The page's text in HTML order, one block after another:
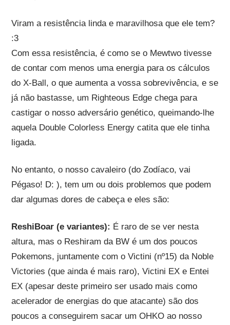
Viram a resistência linda e maravilhosa que ele tem?
:3
Com essa resistência, é como se o Mewtwo tivesse
de contar com menos uma energia para os cálculos
do X-Ball, o que aumenta a vossa sobrevivência, e se
já não bastasse, um Righteous Edge chega para
castigar o nosso adversário genético, queimando-lhe
aquela Double Colorless Energy catita que ele tinha
ligada.
No entanto, o nosso cavaleiro (do Zodíaco, vai
Pégaso! D: ), tem um ou dois problemos que podem
dar algumas dores de cabeça e eles são:
ReshiBoar (e variantes): É raro de se ver nesta
altura, mas o Reshiram da BW é um dos poucos
Pokemons, juntamente com o Victini (nº15) da Noble
Victories (que ainda é mais raro), Victini EX e Entei
EX (apesar deste primeiro ser usado mais como
acelerador de energias do que atacante) são dos
poucos a conseguirem sacar um OHKO ao nosso